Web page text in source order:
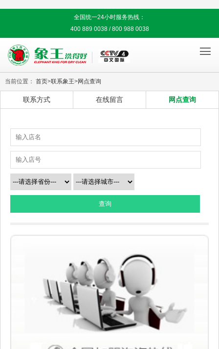
全国统一24小时服务热线：
400 889 0038 / 800 988 0038

当前位置： 首页>联系象王>网点查询
联系方式 在线留言 网点查询
查询